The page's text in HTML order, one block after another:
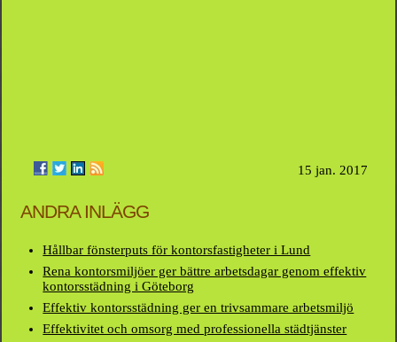
15 jan. 2017
ANDRA INLÄGG
Hållbar fönsterputs för kontorsfastigheter i Lund
Rena kontorsmiljöer ger bättre arbetsdagar genom effektiv
kontorsstädning i Göteborg
Effektiv kontorsstädning ger en trivsammare arbetsmiljö
Effektivitet och omsorg med professionella städtjänster